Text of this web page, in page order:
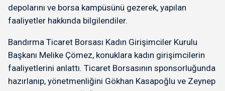
depolarını ve borsa kampüsünü gezerek, yapılan
faaliyetler hakkında bilgilendiler.
Bandırma Ticaret Borsası Kadın Girişimciler Kurulu
Başkanı Melike Çömez, konuklara kadın girişimcilerin
faaliyetlerini anlattı. Ticaret Borsasının sponsorluğunda
hazırlanıp, yönetmenliğini Gökhan Kasapoğlu ve Zeynep